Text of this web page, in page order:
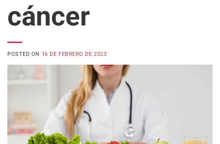
cáncer
POSTED ON 16 DE FEBRERO DE 2023